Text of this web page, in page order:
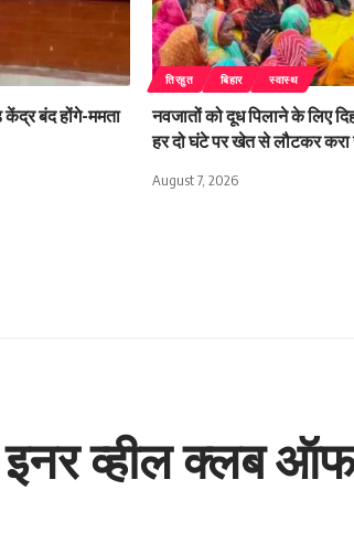
केंद्र बंद होंगे-ममता
तिरहुत बिहार स्वास्थ
नवजातों को दूध पिलाने के लिए
हर दो घंटे पर खेत से लौटकर करा
August 7, 2026
इनर व्हील क्लब